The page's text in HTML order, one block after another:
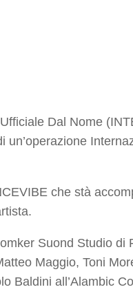
Dal Nome
che stà
Suond Studio di
Maggio, Toni
Baldini all’Alambic